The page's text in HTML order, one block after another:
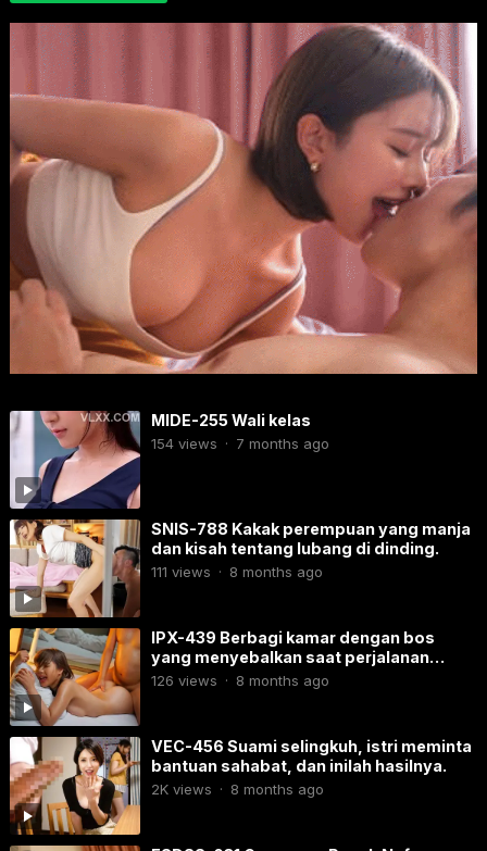
MIDE-255 Wali kelas
154views · 7 months ago
SNIS-788 Kakak perempuan yang manja
dan kisah tentang lubang di dinding.
111 views · 8 months ago
IPX-439​ Berbagi kamar dengan bos
yang menyebalkan saat perjalanan
bisnis.
126 views · 8 months ago
VEC-456 Suami selingkuh, istri meminta
bantuan sahabat, dan inilah hasilnya.
2Kviews · 8 months ago